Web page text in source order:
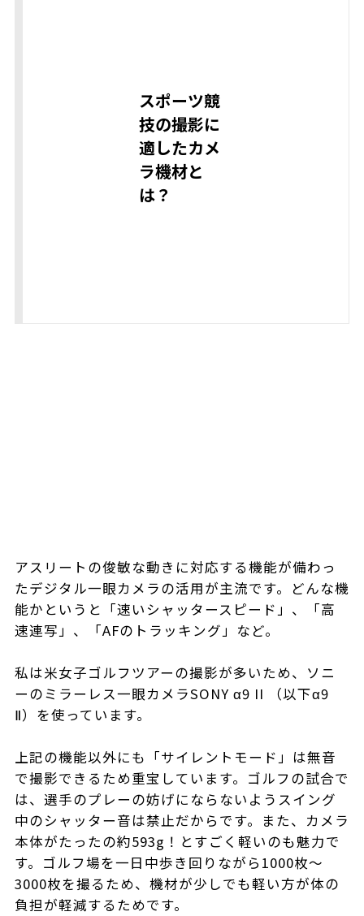
スポーツ競
技の撮影に
適したカメ
ラ機材と
は？
アスリートの俊敏な動きに対応する機能が備わっ
たデジタル一眼カメラの活用が主流です。どんな機
能かというと「速いシャッタースピード」、「高
速連写」、「AFのトラッキング」など。
私は米女子ゴルフツアーの撮影が多いため、ソニ
ーのミラーレス一眼カメラSONY α9 II （以下α9
Ⅱ）を使っています。
上記の機能以外にも「サイレントモード」は無音
で撮影できるため重宝しています。ゴルフの試合で
は、選手のプレーの妨げにならないようスイング
中のシャッター音は禁止だからです。また、カメラ
本体がたったの約593g！とすごく軽いのも魅力で
す。ゴルフ場を一日中歩き回りながら1000枚〜
3000枚を撮るため、機材が少しでも軽い方が体の
負担が軽減するためです。